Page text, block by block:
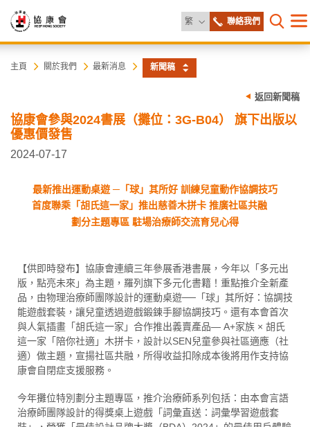
繁 更改語言聯絡我們
打開目
協
會
主頁 關於我們 最新消息 新聞稿
返回新聞稿
協康會參與2024書展（攤位：3G-B04） 旗下出版以
優惠價發售
2024-07-17
最新推出運動桌遊 ─「球」其所好 訓練兒童動作協調技巧
首度聯乘「胡氏這一家」推出慈善木拼卡 推廣社區共融
劃分主題專區 駐場治療師交流育兒心得
【供即時發布】協康會連續三年參展香港書展，今年以「多元出
版，點亮未來」為主題，羅列旗下多元化書籍！重點推介全新產
品，由物理治療師團隊設計的運動桌遊──「球」其所好：協調技
能遊戲套裝，讓兒童透過遊戲鍛鍊手腳協調技巧。還有本會首次
與人氣插畫「胡氏這一家」合作推出義賣產品— A+家族 × 胡氏
這一家「陪你社適」木拼卡，設計以SEN兒童參與社區適應（社
適）做主題，宣揚社區共融，所得收益扣除成本後將用作支持協
康會自閉症支援服務。
今年攤位特別劃分主題專區，推介治療師系列包括：由本會言語
治療師團隊設計的得獎桌上遊戲「詞彙直送：詞彙學習遊戲套